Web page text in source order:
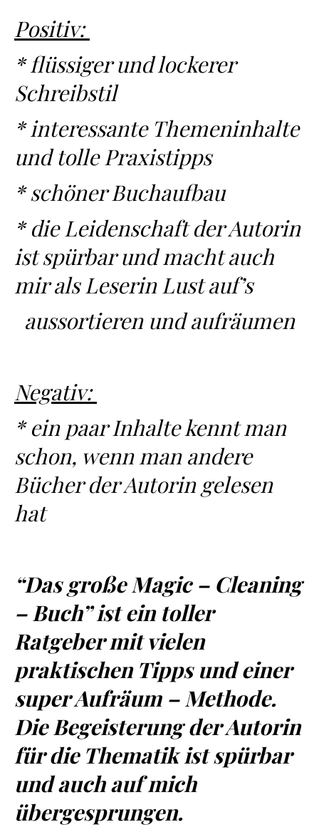
Positiv:
* flüssiger und lockerer
Schreibstil
* interessante Themeninhalte
und tolle Praxistipps
* schöner Buchaufbau
* die Leidenschaft der Autorin
ist spürbar und macht auch
mir als Leserin Lust auf’s
aussortieren und aufräumen
Negativ:
* ein paar Inhalte kennt man
schon, wenn man andere
Bücher der Autorin gelesen
hat
“Das große Magic – Cleaning
– Buch” ist ein toller
Ratgeber mit vielen
praktischen Tipps und einer
super Aufräum – Methode.
Die Begeisterung der Autorin
für die Thematik ist spürbar
und auch auf mich
übergesprungen.